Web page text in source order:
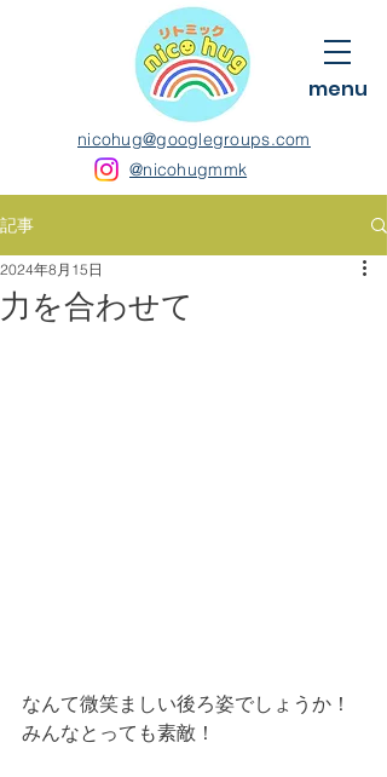
nicohug@googlegroups.com
menu
@nicohugmmk
記事
力を合わせて
2024年8月15日
なんて微笑ましい後ろ姿でしょうか！
みんなとっても素敵！